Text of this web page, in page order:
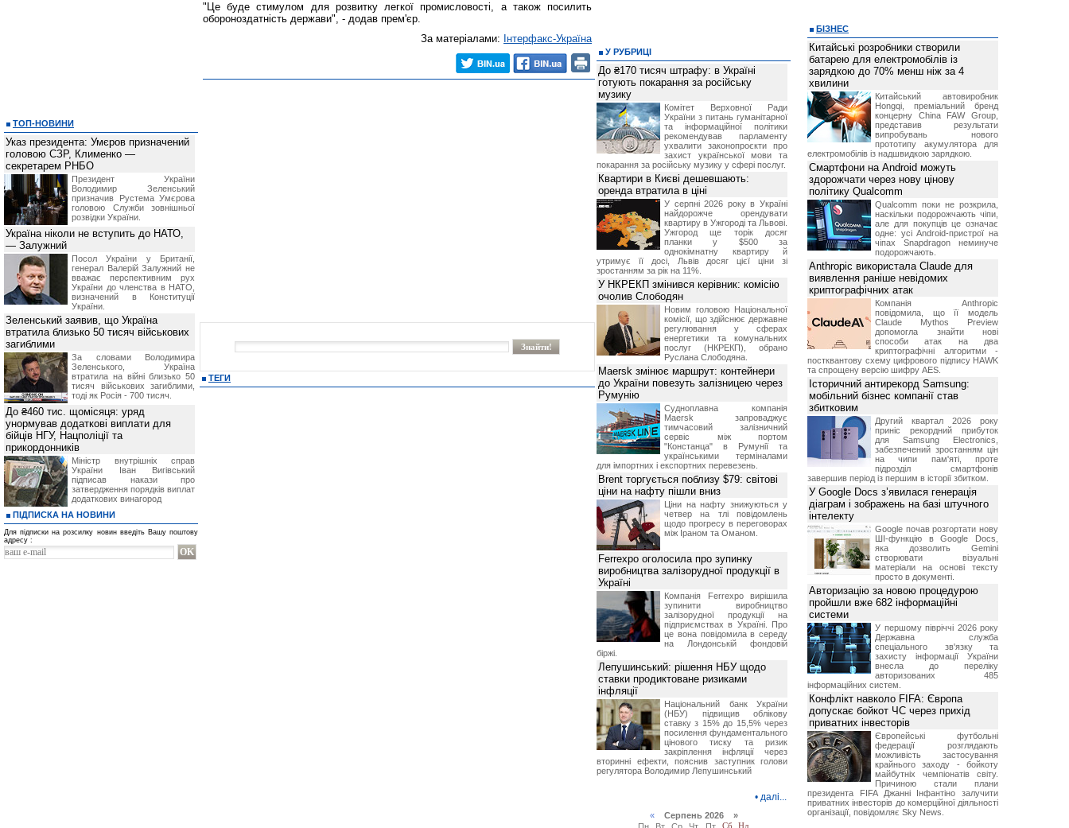
"Це буде стимулом для розвитку легкої промисловості, а також посилить
обороноздатність держави", - додав прем'єр.
За матеріалами: Інтерфакс-Україна
ТЕГИ
ТОП-НОВИНИ
Указ президента: Умєров призначений
головою СЗР, Клименко —
секретарем РНБО
Президент України
Володимир Зеленський
призначив Pустема Умєрова
головою Служби зовнішньої
розвідки України.
Україна ніколи не вступить до НАТО,
— Залужний
Посол України у Британії,
генерал Валерій Залужний не
вважає перспективним рух
України до членства в НАТО,
визначений в Конституції
України.
Зеленський заявив, що Україна
втратила близько 50 тисяч військових
загиблими
За словами Володимира
Зеленського, Україна
втратила на війні близько 50
тисяч військових загиблими,
тоді як Росія - 700 тисяч.
До ₴460 тис. щомісяця: уряд
унормував додаткові виплати для
бійців НГУ, Нацполіції та
прикордонників
Міністр внутрішніх справ
України Іван Вигівський
підписав накази про
затвердження порядків виплат
додаткових винагород
ПІДПИСКА НА НОВИНИ
Для підписки на розсилку новин введіть Вашу поштову
адресу :
У РУБРИЦІ
До ₴170 тисяч штрафу: в Україні
готують покарання за російську
музику
Комітет Верховної Ради
України з питань гуманітарної
та інформаційної політики
рекомендував парламенту
ухвалити законопроєкти про
захист української мови та
покарання за російську музику у сфері послуг.
Квартири в Києві дешевшають:
оренда втратила в ціні
У серпні 2026 року в Україні
найдорожче орендувати
квартиру в Ужгороді та Львові.
Ужгород ще торік досяг
планки у $500 за
однокімнатну квартиру й
утримує її досі, Львів досяг цієї ціни зі
зростанням за рік на 11%.
У НКРЕКП змінився керівник: комісію
очолив Слободян
Новим головою Національної
комісії, що здійснює державне
регулювання у сферах
енергетики та комунальних
послуг (НКРЕКП), обрано
Руслана Слободяна.
Maersk змінює маршрут: контейнери
до України повезуть залізницею через
Румунію
Судноплавна компанія
Maersk запроваджує
тимчасовий залізничний
сервіс між портом
"Констанца" в Румунії та
українськими терміналами
для імпортних і експортних перевезень.
Brent торгується поблизу $79: світові
ціни на нафту пішли вниз
Ціни на нафту знижуються у
четвер на тлі повідомлень
щодо прогресу в переговорах
між Іраном та Оманом.
Ferrexpo оголосила про зупинку
виробництва залізорудної продукції в
Україні
Компанія Ferrexpo вирішила
зупинити виробництво
залізорудної продукції на
підприємствах в Україні. Про
це вона повідомила в середу
на Лондонській фондовій
біржі.
Лепушинський: рішення НБУ щодо
ставки продиктоване ризиками
інфляції
Національний банк України
(НБУ) підвищив облікову
ставку з 15% до 15,5% через
посилення фундаментального
цінового тиску та ризик
закріплення інфляції через
вторинні ефекти, пояснив заступник голови
регулятора Володимир Лепушинський
• далі...
«Серпень 2026 »
Сб Нд
БІЗНЕС
Китайські розробники створили
батарею для електромобілів із
зарядкою до 70% менш ніж за 4
хвилини
Китайський автовиробник
Hongqi, преміальний бренд
концерну China FAW Group,
представив результати
випробувань нового
прототипу акумулятора для
електромобілів із надшвидкою зарядкою.
Смартфони на Android можуть
здорожчати через нову цінову
політику Qualcomm
Qualcomm поки не розкрила,
наскільки подорожчають чіпи,
але для покупців це означає
одне: усі Android-пристрої на
чіпах Snapdragon неминуче
подорожчають.
Anthropic використала Claude для
виявлення раніше невідомих
криптографічних атак
Компанія Anthropic
повідомила, що її модель
Claude Mythos Preview
допомогла знайти нові
способи атак на два
криптографічні алгоритми -
постквантову схему цифрового підпису HAWK
та спрощену версію шифру AES.
Історичний антирекорд Samsung:
мобільний бізнес компанії став
збитковим
Другий квартал 2026 року
приніс рекордний прибуток
для Samsung Electronics,
забезпечений зростанням цін
на чипи пам'яті, проте
підрозділ смартфонів
завершив період із першим в історії збитком.
У Google Docs з’явилася генерація
діаграм і зображень на базі штучного
інтелекту
Google почав розгортати нову
ШІ-функцію в Google Docs,
яка дозволить Gemini
створювати візуальні
матеріали на основі тексту
просто в документі.
Авторизацію за новою процедурою
пройшли вже 682 інформаційні
системи
У першому півріччі 2026 року
Державна служба
спеціального зв'язку та
захисту інформації України
внесла до переліку
авторизованих 485
інформаційних систем.
Конфлікт навколо FIFA: Європа
допускає бойкот ЧС через прихід
приватних інвесторів
Європейські футбольні
федерації розглядають
можливість застосування
крайнього заходу - бойкоту
майбутніх чемпіонатів світу.
Причиною стали плани
президента FIFA Джанні Інфантіно залучити
приватних інвесторів до комерційної діяльності
організації, повідомляє Sky News.